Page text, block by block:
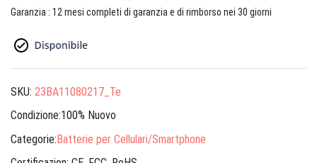
Garanzia : 12 mesi completi di garanzia e di rimborso nei 30 giorni
SKU: 23BA11080217_Te
Condizione:100% Nuovo
Categorie:Batterie per Cellulari/Smartphone